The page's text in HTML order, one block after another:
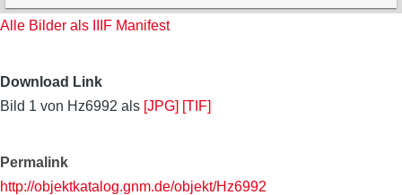
Alle Bilder als IIIF Manifest
Download Link
Bild 1 von Hz6992 als [JPG] [TIF]
Permalink
http://objektkatalog.gnm.de/objekt/Hz6992